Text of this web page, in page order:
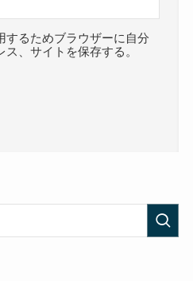
するためブラウザーに自分
、サイトを保存する。